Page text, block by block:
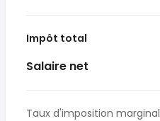
Impôt total
Salaire net
Taux d'imposition marginal